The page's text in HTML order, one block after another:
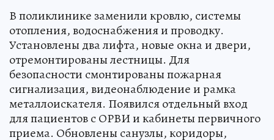
В поликлинике заменили кровлю, системы
отопления, водоснабжения и проводку.
Установлены два лифта, новые окна и двери,
отремонтированы лестницы. Для
безопасности смонтированы пожарная
сигнализация, видеонаблюдение и рамка
металлоискателя. Появился отдельный вход
для пациентов с ОРВИ и кабинеты первичного
приема. Обновлены санузлы, коридоры,